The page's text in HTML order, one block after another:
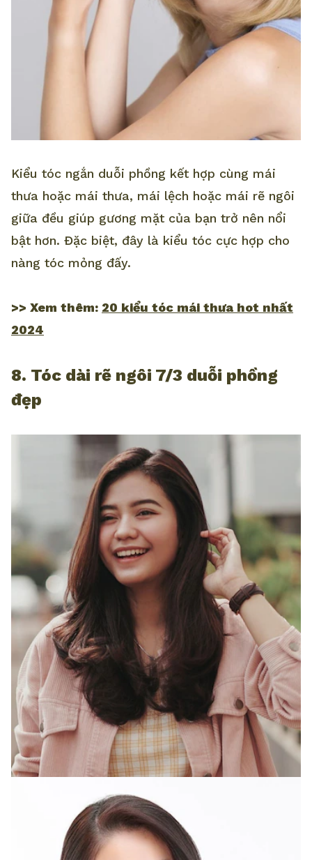
Kiểu tóc ngắn duỗi phồng kết hợp cùng mái
thưa hoặc mái thưa, mái lệch hoặc mái rẽ ngôi
giữa đều giúp gương mặt của bạn trở nên nổi
bật hơn. Đặc biệt, đây là kiểu tóc cực hợp cho
nàng tóc mỏng đấy.
>> Xem thêm: 20 kiểu tóc mái thưa hot nhất
2024
8. Tóc dài rẽ ngôi 7/3 duỗi phồng
đẹp